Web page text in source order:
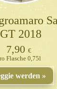
2018
7,90€
Flasche 0,75l
werden